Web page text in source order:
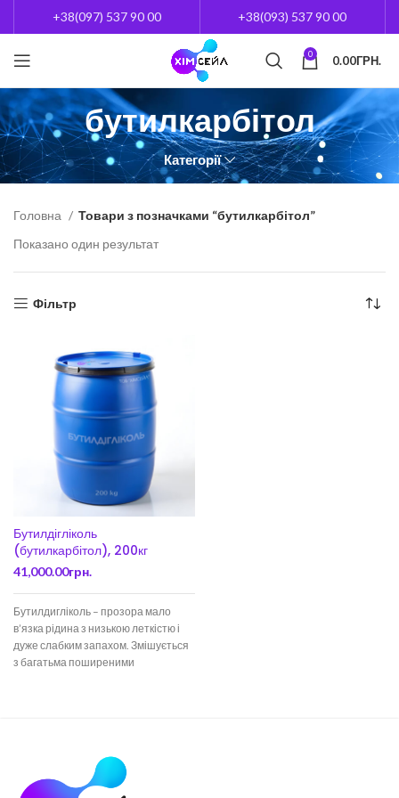
+38(097) 537 90 00 +38(093) 537 90 00
0 0.00ГРН.
бутилкарбітол
Категорії
Головна
Товари з позначками “бутилкарбітол”
Показано один результат
Фільтр
Бутилдігліколь
(бутилкарбітол), 200кг
41,000.00грн.
Бутилдигліколь – прозора мало
в’язка рідина з низькою леткістю і
дуже слабким запахом. Змішується
з багатьма поширеними